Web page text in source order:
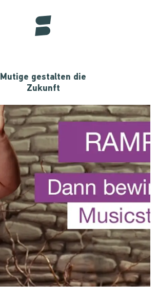
Mutige gestalten die
Zukunft